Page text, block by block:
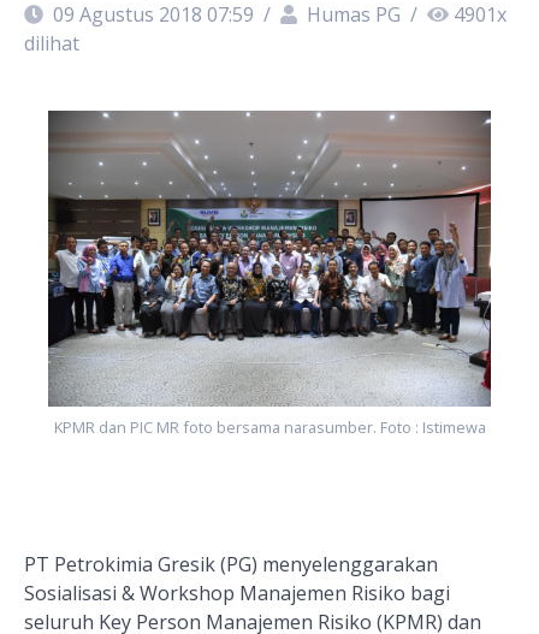
09 Agustus 2018 07:59 / Humas PG / 4901x
dilihat
KPMR dan PIC MR foto bersama narasumber. Foto : Istimewa
PT Petrokimia Gresik (PG) menyelenggarakan
Sosialisasi & Workshop Manajemen Risiko bagi
seluruh Key Person Manajemen Risiko (KPMR) dan